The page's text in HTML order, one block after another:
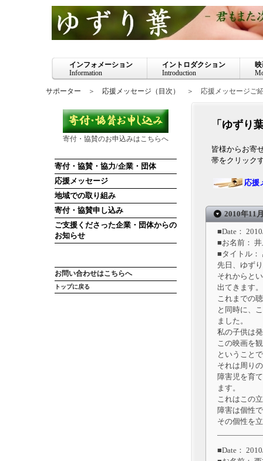
インフォメーション
Information
イントロダクション
Introduction
映
サポーター ＞ 応援メッセージ（目次） ＞ 応援メッセージご
「ゆずり
皆様からお寄
帯をクリック
応援
2010年11
■Date：
■お名前：
■タイトル：
先日、ゆず
それからと
出てきます
これまでの
と同時に、
ました。
私の子供は
この映画を
ということ
それは周り
障害児を育
ます。
これはこの
障害は個性
その個性を
■Date：
寄付・協賛のお申込みはこちらへ
寄付・協賛・協力/企業・団体
応援メッセージ
地域での取り組み
寄付・協賛申し込み
ご支援くださった企業・団体からの
お知らせ
お問い合わせはこちらへ
トップに戻る